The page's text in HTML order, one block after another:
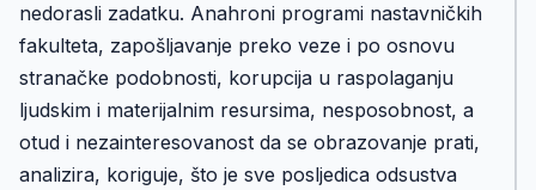
nedorasli zadatku. Anahroni programi nastavničkih
fakulteta, zapošljavanje preko veze i po osnovu
stranačke podobnosti, korupcija u raspolaganju
ljudskim i materijalnim resursima, nesposobnost, a
otud i nezainteresovanost da se obrazovanje prati,
analizira, koriguje, što je sve posljedica odsustva